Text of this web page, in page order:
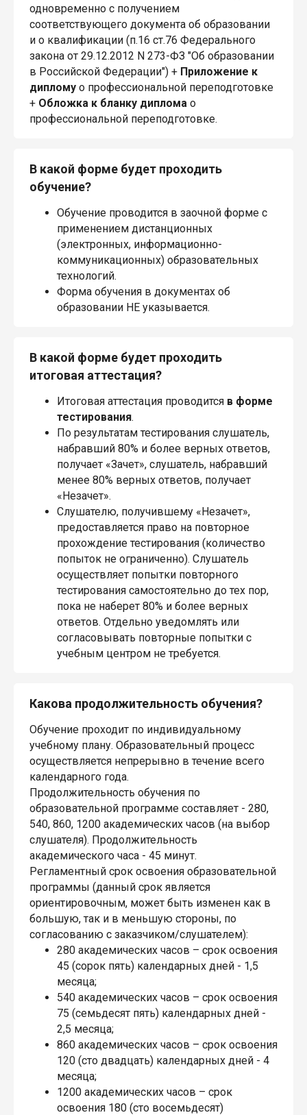
одновременно с получением
соответствующего документа об образовании
и о квалификации (п.16 ст.76 Федерального
закона от 29.12.2012 N 273-ФЗ "Об образовании
в Российской Федерации") + Приложение к
диплому о профессиональной переподготовке
+ Обложка к бланку диплома о
профессиональной переподготовке.
В какой форме будет проходить
обучение?
Обучение проводится в заочной форме с
применением дистанционных
(электронных, информационно-
коммуникационных) образовательных
технологий.
Форма обучения в документах об
образовании НЕ указывается.
В какой форме будет проходить
итоговая аттестация?
Итоговая аттестация проводится в форме
тестирования.
По результатам тестирования слушатель,
набравший 80% и более верных ответов,
получает «Зачет», слушатель, набравший
менее 80% верных ответов, получает
«Незачет».
Слушателю, получившему «Незачет»,
предоставляется право на повторное
прохождение тестирования (количество
попыток не ограниченно). Слушатель
осуществляет попытки повторного
тестирования самостоятельно до тех пор,
пока не наберет 80% и более верных
ответов. Отдельно уведомлять или
согласовывать повторные попытки с
учебным центром не требуется.
Какова продолжительность обучения?
Обучение проходит по индивидуальному
учебному плану. Образовательный процесс
осуществляется непрерывно в течение всего
календарного года.
Продолжительность обучения по
образовательной программе составляет - 280,
540, 860, 1200 академических часов (на выбор
слушателя). Продолжительность
академического часа - 45 минут.
Регламентный срок освоения образовательной
программы (данный срок является
ориентировочным, может быть изменен как в
большую, так и в меньшую стороны, по
согласованию с заказчиком/слушателем):
280 академических часов – срок освоения
45 (сорок пять) календарных дней - 1,5
месяца;
540 академических часов – срок освоения
75 (семьдесят пять) календарных дней -
2,5 месяца;
860 академических часов – срок освоения
120 (сто двадцать) календарных дней - 4
месяца;
1200 академических часов – срок
освоения 180 (сто восемьдесят)